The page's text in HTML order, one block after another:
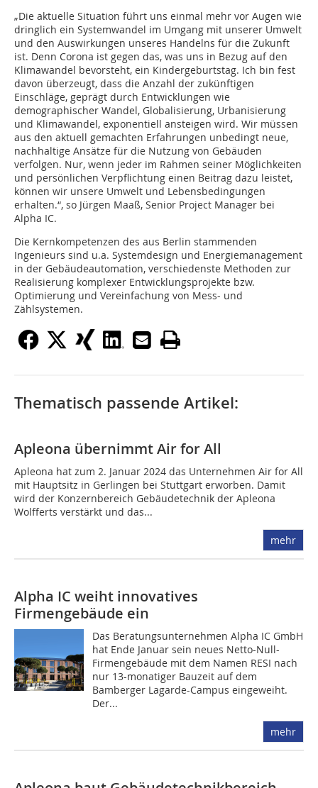
„Die aktuelle Situation führt uns einmal mehr vor Augen wie
dringlich ein Systemwandel im Umgang mit unserer Umwelt
und den Auswirkungen unseres Handelns für die Zukunft
ist. Denn Corona ist gegen das, was uns in Bezug auf den
Klimawandel bevorsteht, ein Kindergeburtstag. Ich bin fest
davon überzeugt, dass die Anzahl der zukünftigen
Einschläge, geprägt durch Entwicklungen wie
demographischer Wandel, Globalisierung, Urbanisierung
und Klimawandel, exponentiell ansteigen wird. Wir müssen
aus den aktuell gemachten Erfahrungen unbedingt neue,
nachhaltige Ansätze für die Nutzung von Gebäuden
verfolgen. Nur, wenn jeder im Rahmen seiner Möglichkeiten
und persönlichen Verpflichtung einen Beitrag dazu leistet,
können wir unsere Umwelt und Lebensbedingungen
erhalten.“, so Jürgen Maaß, Senior Project Manager bei
Alpha IC.
Die Kernkompetenzen des aus Berlin stammenden
Ingenieurs sind u.a. Systemdesign und Energiemanagement
in der Gebäudeautomation, verschiedenste Methoden zur
Realisierung komplexer Entwicklungsprojekte bzw.
Optimierung und Vereinfachung von Mess- und
Zählsystemen.
Thematisch passende Artikel:
Apleona übernimmt Air for All
Apleona hat zum 2. Januar 2024 das Unternehmen Air for All
mit Hauptsitz in Gerlingen bei Stuttgart erworben. Damit
wird der Konzernbereich Gebäudetechnik der Apleona
Wolfferts verstärkt und das...
mehr
Alpha IC weiht innovatives
Firmengebäude ein
Das Beratungsunternehmen Alpha IC GmbH
hat Ende Januar sein neues Netto-Null-
Firmengebäude mit dem Namen RESI nach
nur 13-monatiger Bauzeit auf dem
Bamberger Lagarde-Campus eingeweiht.
Der...
mehr